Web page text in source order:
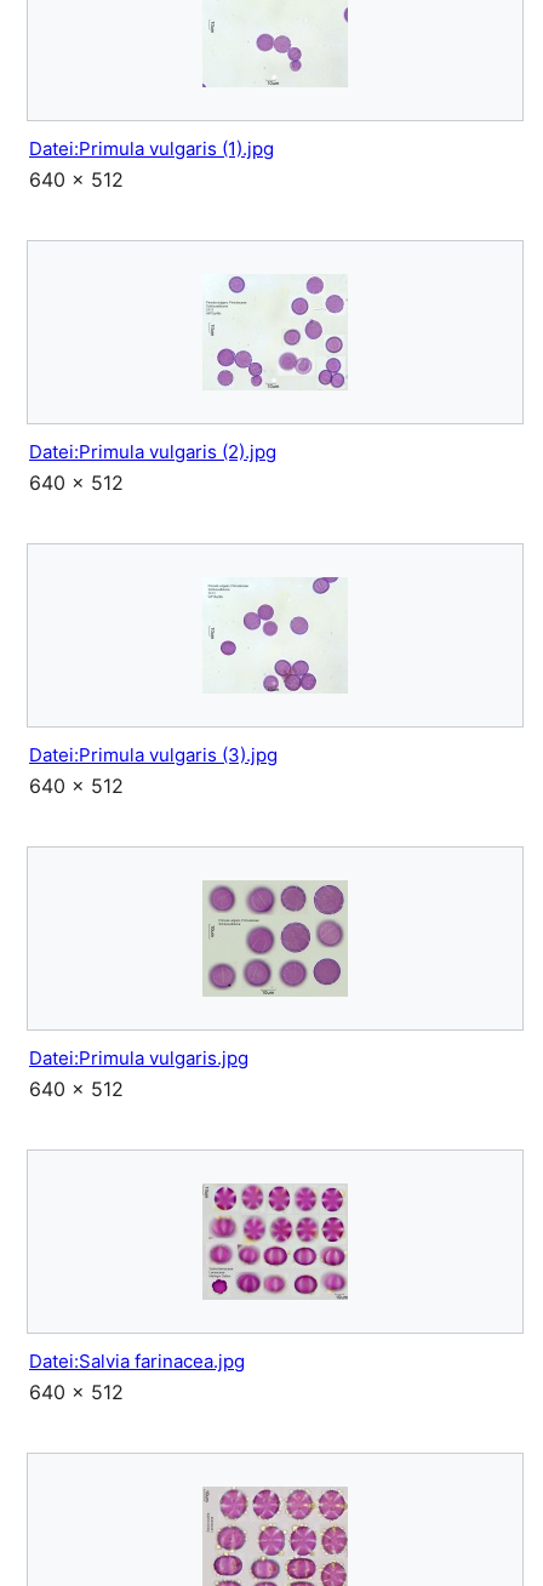
Datei:Primula vulgaris (1).jpg
640 × 512
Datei:Primula vulgaris (2).jpg
640 × 512
Datei:Primula vulgaris (3).jpg
640 × 512
Datei:Primula vulgaris.jpg
640 × 512
Datei:Salvia farinacea.jpg
640 × 512